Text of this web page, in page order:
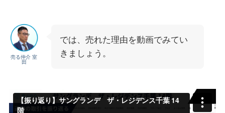
売る仲介 室
田
では、売れた理由を動画でみてい
きましょう。